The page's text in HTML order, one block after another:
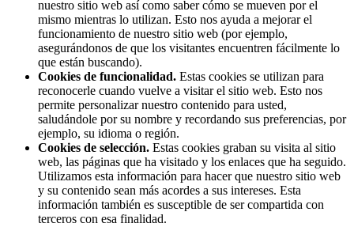
nuestro sitio web así como saber cómo se mueven por el
mismo mientras lo utilizan. Esto nos ayuda a mejorar el
funcionamiento de nuestro sitio web (por ejemplo,
asegurándonos de que los visitantes encuentren fácilmente lo
que están buscando).
Cookies de funcionalidad. Estas cookies se utilizan para
reconocerle cuando vuelve a visitar el sitio web. Esto nos
permite personalizar nuestro contenido para usted,
saludándole por su nombre y recordando sus preferencias, por
ejemplo, su idioma o región.
Cookies de selección. Estas cookies graban su visita al sitio
web, las páginas que ha visitado y los enlaces que ha seguido.
Utilizamos esta información para hacer que nuestro sitio web
y su contenido sean más acordes a sus intereses. Esta
información también es susceptible de ser compartida con
terceros con esa finalidad.